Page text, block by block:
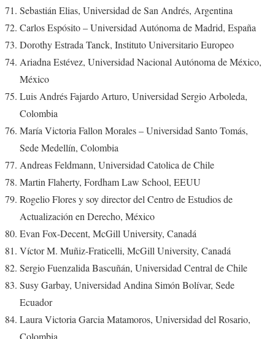
Sebastián Elias, Universidad de San Andrés, Argentina
Carlos Espósito – Universidad Autónoma de Madrid, España
Dorothy Estrada Tanck, Instituto Universitario Europeo
Ariadna Estévez, Universidad Nacional Autónoma de México,
México
Luis Andrés Fajardo Arturo, Universidad Sergio Arboleda,
Colombia
María Victoria Fallon Morales – Universidad Santo Tomás,
Sede Medellín, Colombia
Andreas Feldmann, Universidad Catolica de Chile
Martin Flaherty, Fordham Law School, EEUU
Rogelio Flores y soy director del Centro de Estudios de
Actualización en Derecho, México
Evan Fox-Decent, McGill University, Canadá
Víctor M. Muñiz-Fraticelli, McGill University, Canadá
Sergio Fuenzalida Bascuñán, Universidad Central de Chile
Susy Garbay, Universidad Andina Simón Bolívar, Sede
Ecuador
Laura Victoria Garcia Matamoros, Universidad del Rosario,
Colombia